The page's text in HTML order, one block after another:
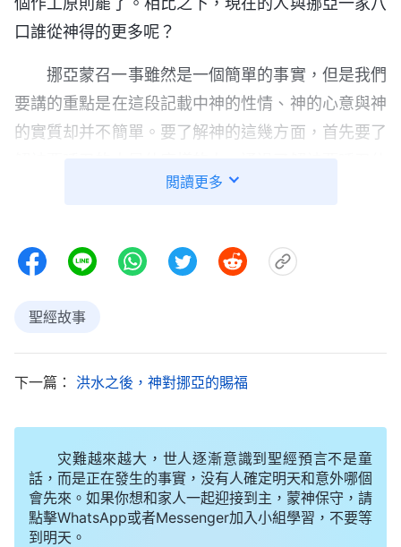
口誰從神得的更多呢？
挪亞蒙召一事雖然是一個簡單的事實，但是我們
要講的重點是在這段記載中神的性情、神的心意與神
的實質却并不簡單。要了解神的這幾方面，首先要了
麽樣的人來了解神的性情、神的心意與神的實質，這
個什麽樣的人呢？這個人必須是能聽他的話、能照他
吩咐行的人，同時這個人也是一個有責任心的人，是
没有經歷神的任何作工，所以挪亞對神的認識是很少
過神的本體啊？可以肯定地説，没有！因為在那個時
代臨到人的只是神的使者，他們雖然可以代表神説
話、做事，但只是傳達神的旨意、神的意思，而神的
本體并没有親自向人顯現。在這段經文裏基本上看到
閲讀更多
聖經故事
下一篇： 洪水之後，神對挪亞的賜福
灾難越來越大，世人逐漸意識到聖經預言不是童
話，而是正在發生的事實，没有人確定明天和意外哪個
會先來。如果你想和家人一起迎接到主，蒙神保守，請
點擊WhatsApp或者Messenger加入小組學習，不要等
到明天。